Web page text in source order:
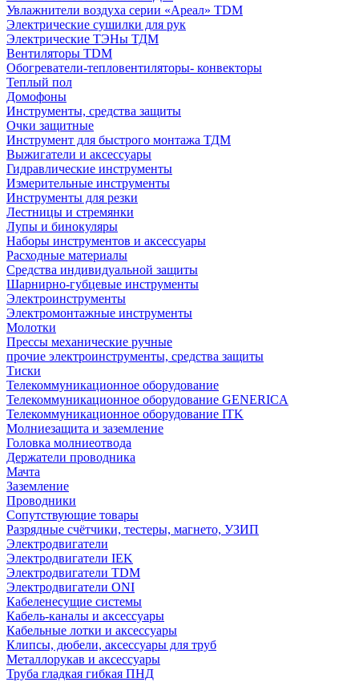
Увлажнители воздуха серии «Ареал» TDM
Электрические сушилки для рук
Электрические ТЭНы ТДМ
Вентиляторы TDM
Обогреватели-тепловентиляторы- конвекторы
Теплый пол
Домофоны
Инструменты, средства защиты
Очки защитные
Инструмент для быстрого монтажа ТДМ
Выжигатели и аксессуары
Гидравлические инструменты
Измерительные инструменты
Инструменты для резки
Лестницы и стремянки
Лупы и бинокуляры
Наборы инструментов и аксессуары
Расходные материалы
Средства индивидуальной защиты
Шарнирно-губцевые инструменты
Электроинструменты
Электромонтажные инструменты
Молотки
Прессы механические ручные
прочие электроинструменты, средства защиты
Тиски
Телекоммуникационное оборудование
Телекоммуникационное оборудование GENERICA
Телекоммуникационное оборудование ITK
Молниезащита и заземление
Головка молниеотвода
Держатели проводника
Мачта
Заземление
Проводники
Сопутствующие товары
Разрядные счётчики, тестеры, магнето, УЗИП
Электродвигатели
Электродвигатели IEK
Электродвигатели TDM
Электродвигатели ONI
Кабеленесущие системы
Кабель-каналы и аксессуары
Кабельные лотки и аксессуары
Клипсы, дюбели, аксессуары для труб
Металлорукав и аксессуары
Труба гладкая гибкая ПНД